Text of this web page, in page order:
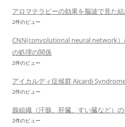
アロマテラピーの効果を脳波で見た
2件のビュー
CNN(convolutional neural network
の処理の関係
2件のビュー
アイカルディ症候群 Aicardi
2件のビュー
腺組織（汗腺、肝臓、すい臓など）
2件のビュー